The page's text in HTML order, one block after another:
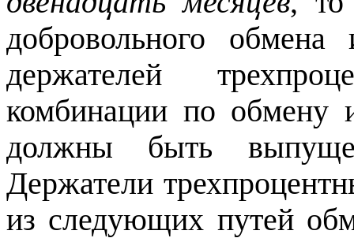
добровольного
держателей
комбинации по обмену
должны быть
Держатели
из следующих путей